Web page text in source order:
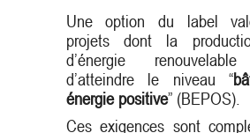
Une option du label
projets dont la
d’énergie
d’atteindre le niveau “
énergie positive” (BEPOS).
Ces exigences sont